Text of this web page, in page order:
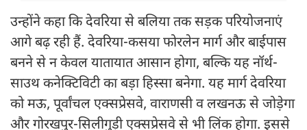
उन्होंने कहा कि देवरिया से बलिया तक सड़क परियोजनाएं
आगे बढ़ रही हैं. देवरिया-कसया फोरलेन मार्ग और बाईपास
बनने से न केवल यातायात आसान होगा, बल्कि यह नॉर्थ-
साउथ कनेक्टिविटी का बड़ा हिस्सा बनेगा. यह मार्ग देवरिया
को मऊ, पूर्वांचल एक्सप्रेसवे, वाराणसी व लखनऊ से जोड़ेगा
और गोरखपुर-सिलीगुड़ी एक्सप्रेसवे से भी लिंक होगा. इससे